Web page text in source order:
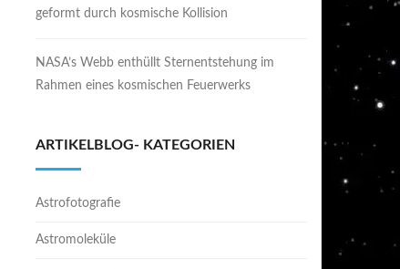
geformt durch kosmische Kollision
NASA’s Webb enthüllt Sternentstehung im
Rahmen eines kosmischen Feuerwerks
ARTIKELBLOG- KATEGORIEN
Astrofotografie
Astromoleküle